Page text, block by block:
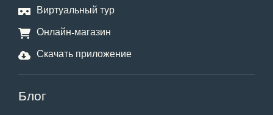
Виртуальный тур
Онлайн-магазин
Скачать приложение
Блог